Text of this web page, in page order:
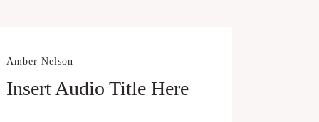
Amber Nelson
Insert Audio Title Here